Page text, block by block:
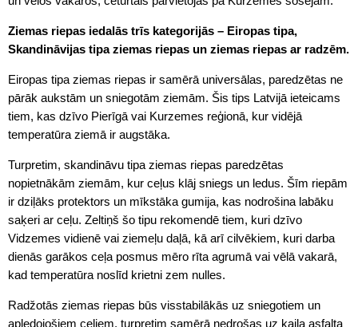
Ziemas riepas iedalās trīs kategorijās – Eiropas tipa,
Skandināvijas tipa ziemas riepas un ziemas riepas ar radzēm.
Eiropas tipa ziemas riepas ir samērā universālas, paredzētas ne
pārāk aukstām un sniegotām ziemām. Šis tips Latvijā ieteicams
tiem, kas dzīvo Pierīgā vai Kurzemes reģionā, kur vidējā
temperatūra ziemā ir augstāka.
Turpretim, skandināvu tipa ziemas riepas paredzētas
nopietnākām ziemām, kur ceļus klāj sniegs un ledus. Šīm riepām
ir dziļāks protektors un mīkstāka gumija, kas nodrošina labāku
saķeri ar ceļu. Zeltiņš šo tipu rekomendē tiem, kuri dzīvo
Vidzemes vidienē vai ziemeļu daļā, kā arī cilvēkiem, kuri darba
dienās garākos ceļa posmus mēro rīta agrumā vai vēlā vakarā,
kad temperatūra noslīd krietni zem nulles.
Radžotās ziemas riepas būs visstabilākās uz sniegotiem un
apledojošiem ceļiem, turpretim samērā nedrošas uz kaila asfalta